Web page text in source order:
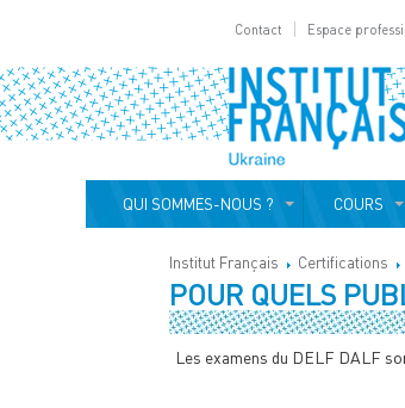
Contact Espace
QUI SOMMES-NOUS ? COURS
Institut Français Certifications
POUR QUELS
Les examens du DELF DALF